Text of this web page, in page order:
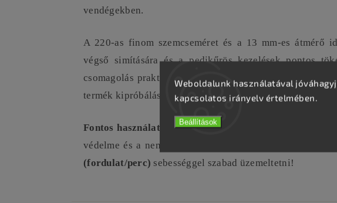
Weboldalunk használatával
kapcsolatos irányelv értelmében.
Beállítások
vendégekben.
A 220-as finom szemcseméret és a 13 mm-es átmérő
végső simítására és a pedikűrös kezelések pontos
csomagolás praktikus és kényelmes választás a kisebb
termék kipróbálásához.
Fontos használati figyelmeztetés:
védelme és a nemkívánatos rezgések megelőzése
(fordulat/perc) sebességgel szabad üzemeltetni!